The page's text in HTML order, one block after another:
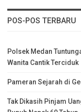
POS-POS TERBARU
Polsek Medan
Wanita Cantik Terciduk
Pameran Sejarah di
Tak Dikasih Pinjam